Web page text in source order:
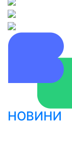
НОВИНИ